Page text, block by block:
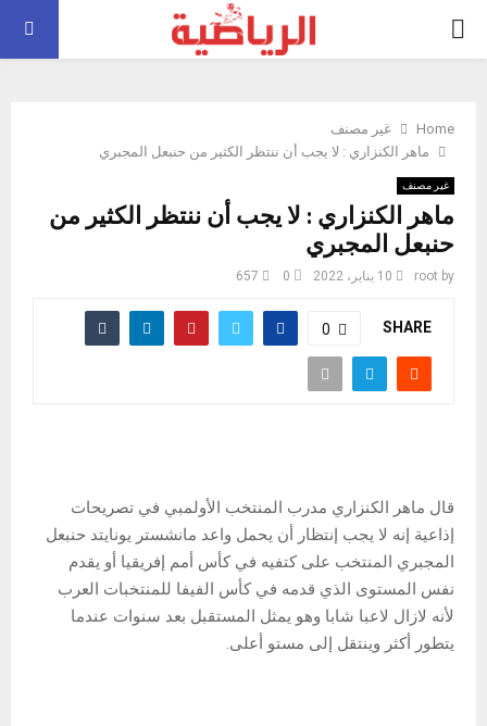
PRIMARY
Home
غير مصنف
ماهر الكنزاري : لا يجب أن ننتظر الكثير من حنبعل المجبري
غير مصنف
ماهر الكنزاري : لا يجب أن ننتظر الكثير من
حنبعل المجبري
by
root 10 يناير، 2022 0
657
SHARE
0
قال ماهر الكنزاري مدرب المنتخب الأولمبي في تصريحات
إذاعية إنه لا يجب إنتظار أن يحمل واعد مانشستر يونايتد حنبعل
المجبري المنتخب على كتفيه في كأس أمم إفريقيا أو يقدم
نفس المستوى الذي قدمه في كأس الفيفا للمنتخبات العرب
لأنه لازال لاعبا شابا وهو يمثل المستقبل بعد سنوات عندما
يتطور أكثر وينتقل إلى مستو أعلى.